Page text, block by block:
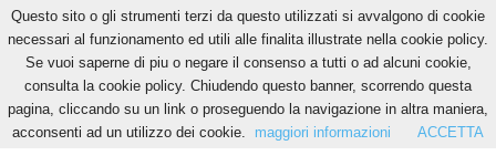
Home Tags Regine
regine
Questo sito o gli strumenti terzi da questo utilizzati si avvalgono di cookie
necessari al funzionamento ed utili alle finalita illustrate nella cookie policy.
Se vuoi saperne di piu o negare il consenso a tutti o ad alcuni cookie,
consulta la cookie policy. Chiudendo questo banner, scorrendo questa
pagina, cliccando su un link o proseguendo la navigazione in altra maniera,
acconsenti ad un utilizzo dei cookie.
maggiori informazioni ACCETTA